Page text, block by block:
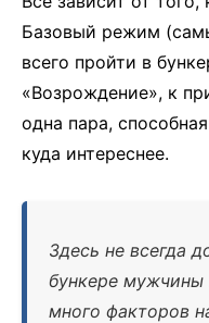
Базовый режим
всего пройти в
«Возрождение», к
одна пара,
куда интереснее.
Здесь не всегда
бункере
много факторов